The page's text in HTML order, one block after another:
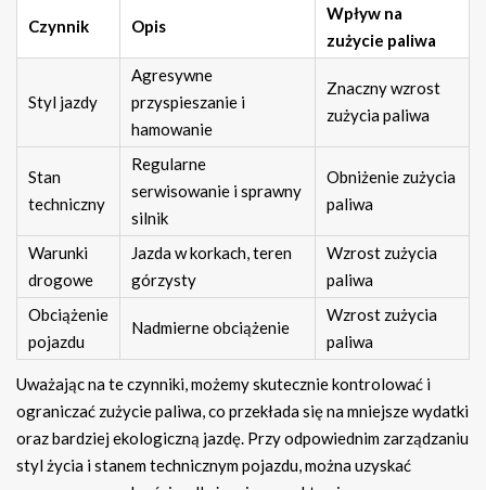
Czynnik Opis
Wpływ na
zużycie paliwa
Styl jazdy
Agresywne
przyspieszanie i
hamowanie
Znaczny wzrost
zużycia paliwa
Stan
techniczny
Regularne
serwisowanie i sprawny
silnik
Obniżenie zużycia
paliwa
Warunki
drogowe
Jazda w korkach, teren
górzysty
Wzrost zużycia
paliwa
Obciążenie
pojazdu
Nadmierne obciążenie
Wzrost zużycia
paliwa
Uważając na te czynniki, możemy skutecznie kontrolować i
ograniczać zużycie paliwa, co przekłada się na mniejsze wydatki
oraz bardziej ekologiczną jazdę. Przy odpowiednim zarządzaniu
styl życia i stanem technicznym pojazdu, można uzyskać